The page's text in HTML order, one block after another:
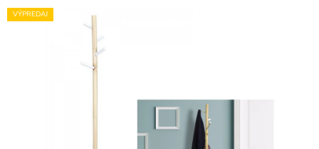
produktu
VÝPREDAJ